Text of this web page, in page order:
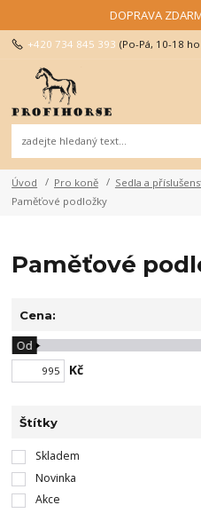
DOPRAVA
+420 734 845 393 (Po-Pá, 10-18
Úvod Pro koně Sedla a
Paměťové podložky
Paměťové
Cena:
Kč
Od
Štítky
Skladem
Novinka
Akce